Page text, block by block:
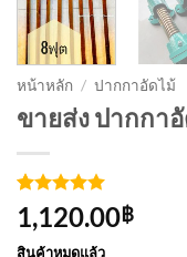
หน้าหลัก / ปากกาอัดไม้
ขายส่ง ปากกา
ให้คะแนน
5จาก 5
คะแนนเต็ม
4
1,120.00฿
สินค้าหมดแล้ว